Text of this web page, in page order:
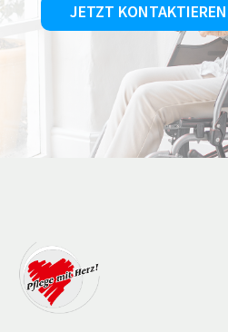
JETZT KONTAKTIEREN